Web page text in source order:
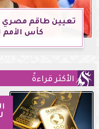
تعيين طاقم مصري
كأس الأمم
الأكثر قراءةً